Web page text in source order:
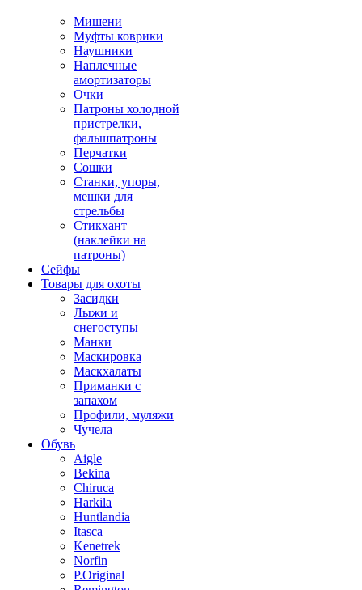
Мишени
Муфты коврики
Наушники
Наплечные
амортизаторы
Очки
Патроны холодной
пристрелки,
фальшпатроны
Перчатки
Сошки
Станки, упоры,
мешки для
стрельбы
Стикхант
(наклейки на
патроны)
Сейфы
Товары для охоты
Засидки
Лыжи и
снегоступы
Манки
Маскировка
Маскхалаты
Приманки с
запахом
Профили, муляжи
Чучела
Обувь
Aigle
Bekina
Chiruсa
Harkila
Huntlandia
Itasca
Kenetrek
Norfin
P.Original